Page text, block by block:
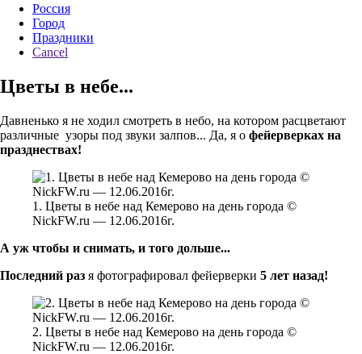
Россия
Город
Праздники
Cancel
Цветы в небе...
Давненько я не ходил смотреть в небо, на котором расцветают
различные узоры под звуки залпов... Да, я о фейерверках на
празднествах!
1. Цветы в небе над Кемерово на день города ©
NickFW.ru — 12.06.2016г.
А уж чтобы и снимать, и того дольше...
Последний раз я фотографировал фейерверки 5 лет назад!
2. Цветы в небе над Кемерово на день города ©
NickFW.ru — 12.06.2016г.